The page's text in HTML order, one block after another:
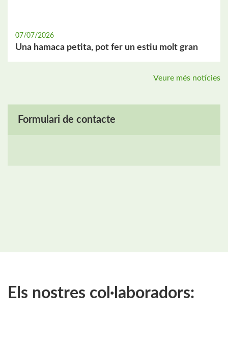
07/07/2026
Una hamaca petita, pot fer un estiu molt gran
Veure més notícies
Formulari de contacte
Els nostres col·laboradors: